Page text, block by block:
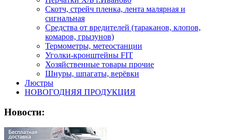
Скотч, стрейч пленка, лента малярная и
сигнальная
Средства от вредителей (тараканов, клопов,
комаров, грызунов)
Термометры, метеостанции
Уголки-кронштейны FIT
Хозяйственные товары прочие
Шнуры, шпагаты, верёвки
Люстры
НОВОГОДНЯЯ ПРОДУКЦИЯ
Новости: